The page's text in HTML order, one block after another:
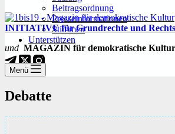
Beitragsordnung
Presseinformationen
Stimmen
Unterstützen
INITIATIVE für Grundrechte und
und MAGAZIN für demokratische Kultur
Menü
Debatte